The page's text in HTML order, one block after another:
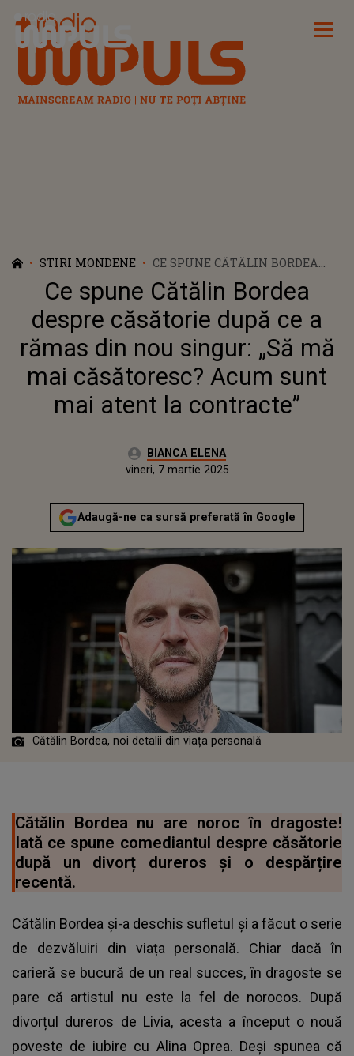
Radio Impuls
STIRI MONDENE
CE SPUNE CĂTĂLIN BORDEA
DESPRE CĂSĂTORIE DUPĂ CE A
RĂMAS DIN NOU SINGUR: „SĂ
MĂ MAI CĂSĂTORESC? ACUM
SUNT MAI ATENT LA
CONTRACTE”
Ce spune Cătălin Bordea
despre căsătorie după ce a
rămas din nou singur: „Să mă
mai căsătoresc? Acum sunt
mai atent la contracte”
Autor:BIANCA ELENA
Publicat:
vineri, 7 martie 2025
Adaugă-ne ca sursă preferată în Google
Cătălin Bordea, noi detalii din viața personală
Cătălin Bordea nu are noroc în dragoste!
Iată ce spune comediantul despre căsătorie
după un divorț dureros și o despărțire
recentă.
Cătălin Bordea și-a deschis sufletul și a făcut o serie
de dezvăluiri din viața personală. Chiar dacă în
carieră se bucură de un real succes, în dragoste se
pare că artistul nu este la fel de norocos. După
divorțul dureros de Livia, acesta a început o nouă
poveste de iubire cu Alina Oprea. Deși spunea că